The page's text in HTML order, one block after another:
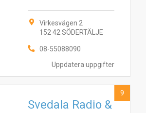
Uppdatera uppgifter
Virkesvägen 2
152 42 SÖDERTÄLJE
08-55088090
Svedala Radio &
9